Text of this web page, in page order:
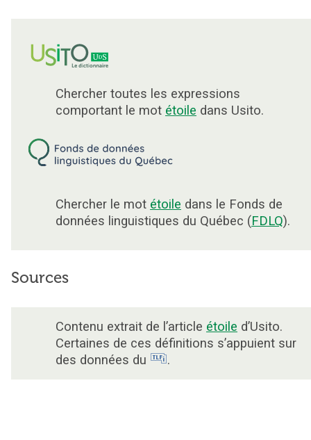
Chercher toutes les expressions
comportant le mot étoile dans Usito.
Chercher le mot étoile dans le Fonds de
données linguistiques du Québec (FDLQ).
Sources
Contenu extrait de l’article étoile d’Usito.
Certaines de ces définitions s’appuient sur
des données du
.